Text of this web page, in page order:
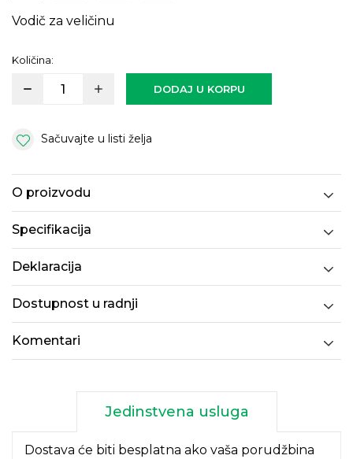
Vodič za veličinu
Količina:
DODAJ U KORPU
Sačuvajte u listi želja
O proizvodu
Specifikacija
Deklaracija
Dostupnost u radnji
Komentari
Jedinstvena usluga
Dostava će biti besplatna ako vaša porudžbina